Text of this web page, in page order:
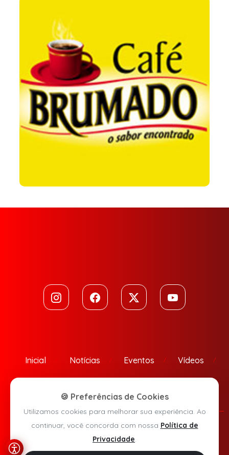
Inicial Notícias Eventos Vídeos
Política de Privacidade
🍪 Preferências de Cookies
Utilizamos cookies para melhorar sua experiência. Ao
continuar, você concorda com nossa Política de
Privacidade.